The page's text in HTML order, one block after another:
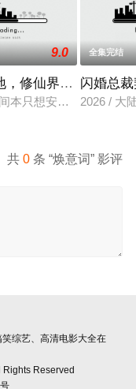
、北京九和龙胜文化
9.0
，修仙界却奉我为神
本只想安静度日，直到
全集完结
闪婚总
2026 / 大
共0 条 “焕意词” 影评
综艺、高清电影大全在
Reserved